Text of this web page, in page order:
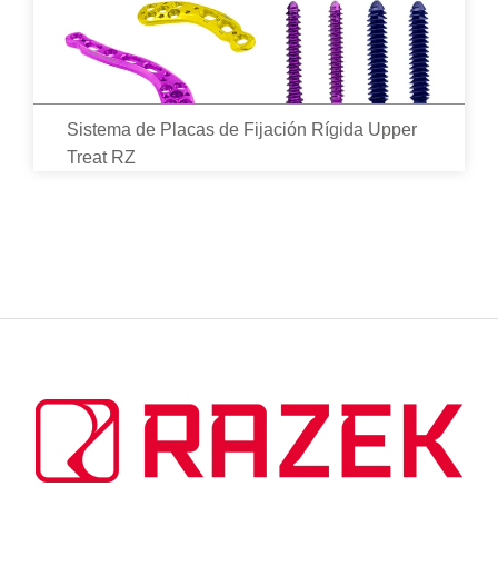
Sistema de Placas de Fijación Rígida Upper
Treat RZ